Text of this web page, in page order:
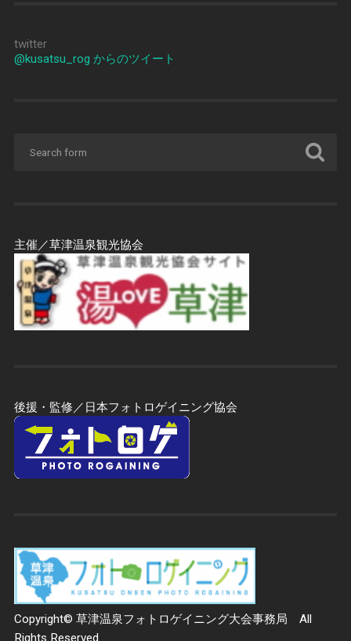
twitter
@kusatsu_rog からのツイート
主催／草津温泉観光協会
後援・監修／日本フォトロゲイニング協会
Copyright© 草津温泉フォトロゲイニング大会事務局 All
Rights Reserved.